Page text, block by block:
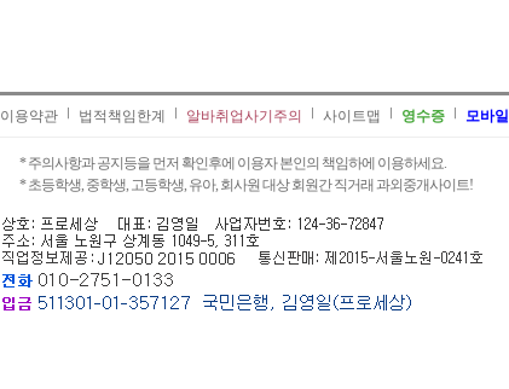
이용약관 법적책임한계 알바취업사기주의 사이트맵 영수증 모바일
* 주의사항과 공지등을 먼저 확인후에 이용자 본인의 책임하에 이용하세요.
* 초등학생, 중학생, 고등학생, 유아, 회사원 대상 회원간 직거래 과외중개사이트!